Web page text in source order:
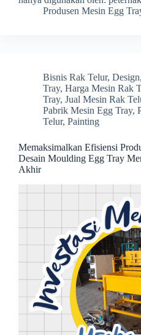
Produsen Mesin Egg
Bisnis Rak Telur, Design,
Tray, Harga Mesin Rak
Tray, Jual Mesin Rak
Pabrik Mesin Egg Tray,
Telur, Painting
Memaksimalkan Efisiensi
Desain Moulding Egg Tray
Akhir